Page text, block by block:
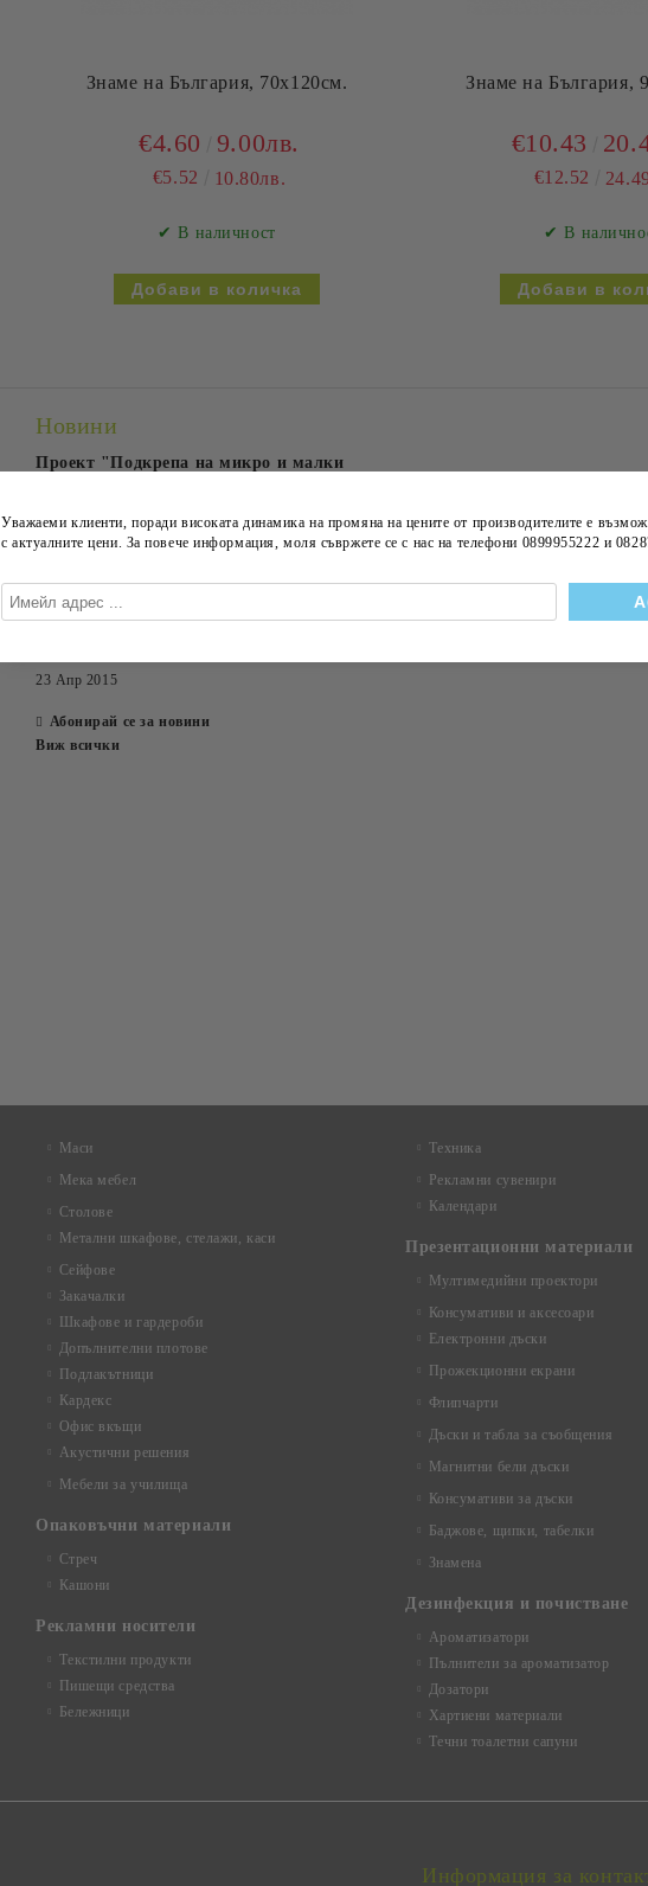
Знаме на България, 70х120см.
€4.60 9.00лв.
€5.52 10.80лв.
✔ В наличност
Знаме на България,
€10.43
€12.52
✔ В
Новини
Проект "Подкрепа на микро и малки
пандемията COVID-19"
OfficePrestige обзаведе
23 Апр 2015
Абонирай се за новини
Виж всички
Маси
Мека мебел
Столове
Метални шкафове, стелажи, каси
Сейфове
Закачалки
Шкафове и гардероби
Допълнителни плотове
Подлакътници
Кардекс
Офис вкъщи
Акустични решения
Мебели за училища
Опаковъчни материали
Стреч
Кашони
Рекламни носители
Текстилни продукти
Пишещи средства
Бележници
Техника
Рекламни сувенири
Календари
Презентационни материали
Мултимедийни проектори
Консумативи и аксесоари
Електронни дъски
Прожекционни екрани
Флипчарти
Дъски и табла за съобщения
Магнитни бели дъски
Консумативи за дъски
Баджове, щипки, табелки
Знамена
Дезинфекция и почистване
Ароматизатори
Пълнители за ароматизатор
Дозатори
Хартиени материали
Течни тоалетни сапуни
Информация за
Уважаеми клиенти, поради високата динамика на промяна на цените от производителите е
сактуалните цени. За повече информация, моля съвржете се с нас на телефони 0899955222 и